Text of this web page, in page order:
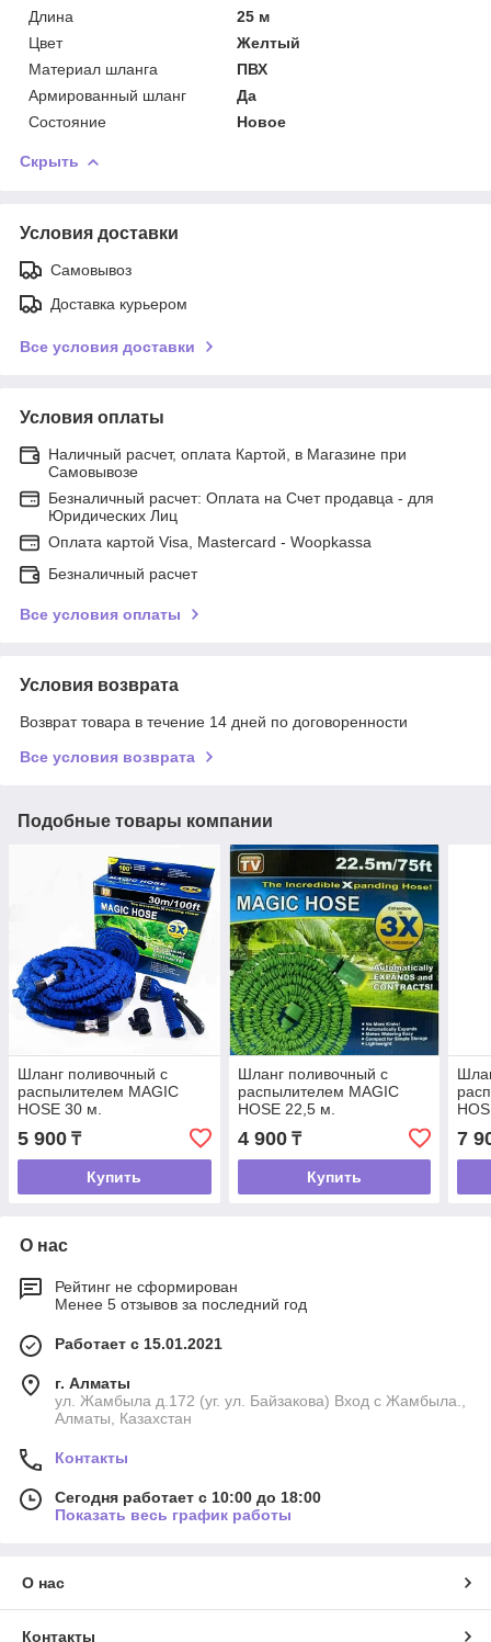
Длина
25 м
Цвет
Желтый
Материал шланга
ПВХ
Армированный шланг
Да
Состояние
Новое
Скрыть
Условия доставки
Самовывоз
Доставка курьером
Все условия доставки
Условия оплаты
Наличный расчет, оплата Картой, в Магазине при
Самовывозе
Безналичный расчет: Оплата на Счет продавца - для
Юридических Лиц
Оплата картой Visa, Mastercard - Woopkassa
Безналичный расчет
Все условия оплаты
Условия возврата
Возврат товара в течение 14 дней по договоренности
Все условия возврата
Подобные товары компании
Шланг поливочный с
распылителем MAGIC
HOSE 30 м.
5 900 ₸
Купить
Шланг поливочный с
распылителем MAGIC
HOSE 22,5 м.
4 900₸
Купить
7
О нас
Рейтинг не сформирован
Менее 5 отзывов за последний год
Работает с 15.01.2021
г. Алматы
ул. Жамбыла д.172 (уг. ул. Байзакова) Вход с Жамбыла.,
Алматы, Казахстан
Контакты
Сегодня работает с 10:00 до 18:00
Показать весь график работы
О нас
Контакты